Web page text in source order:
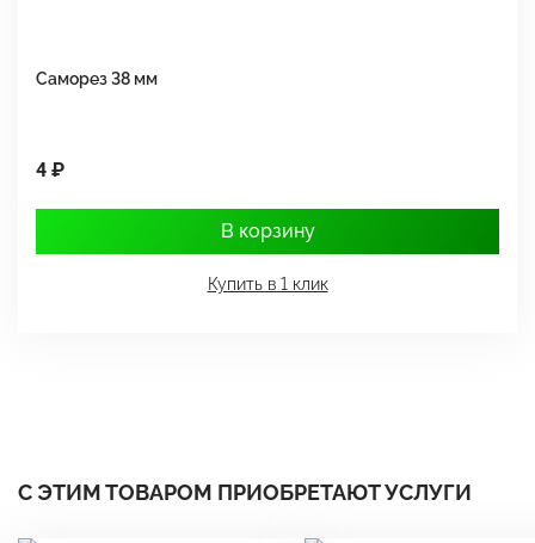
Саморез 38 мм
4 ₽
В корзину
Купить в 1 клик
С ЭТИМ ТОВАРОМ ПРИОБРЕТАЮТ УСЛУГИ